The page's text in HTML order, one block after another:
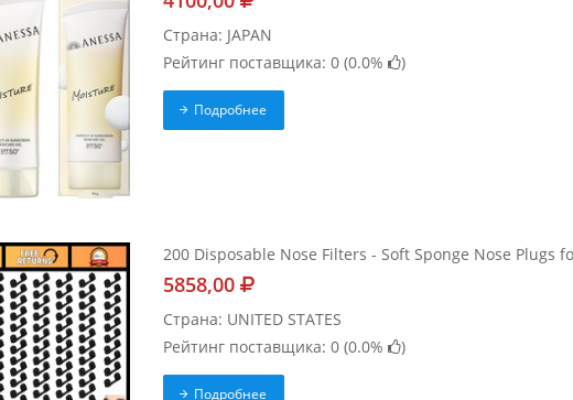
Страна: JAPAN
Рейтинг поставщика: 0 (0.0% )
Подробнее
200 Disposable Nose Filters - Soft Sponge Nose Plugs
5858,00
Страна: UNITED STATES
Рейтинг поставщика: 0 (0.0% )
Подробнее